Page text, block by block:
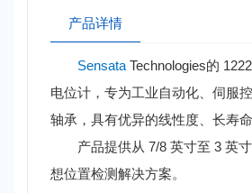
产品详情
Sensata Technologies的
电位计，专为工业自动化、伺服
轴承，具有优异的线性度、长寿
产品提供从 7/8 英寸至 3 英寸
想位置检测解决方案。